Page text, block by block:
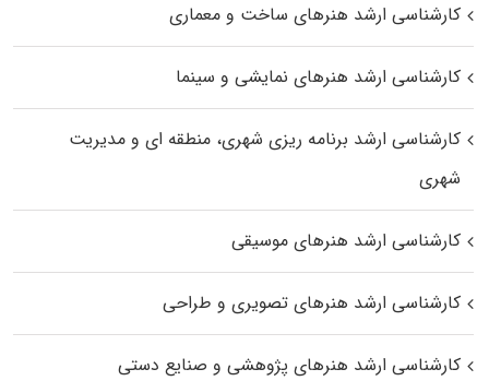
کارشناسی ارشد هنرهای ساخت و معماری
کارشناسی ارشد هنرهای نمایشی و سینما
کارشناسی ارشد برنامه ریزی شهری، منطقه‌ ای و مدیریت
شهری
کارشناسی ارشد هنرهای موسیقی
کارشناسی ارشد هنرهای تصویری و طراحی
کارشناسی ارشد هنرهای پژوهشی و صنایع دستی